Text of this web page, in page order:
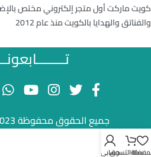
كويت ماركت أول متجر إلكتروني مختص
والفناتق والهدايا بالكويت منذ عام 2012
جميع الحقوق محفوظة 2023 ©
سلة التسوقحسابي